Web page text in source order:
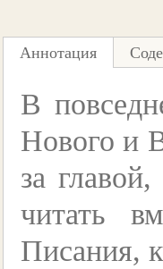
Аннотация
В
Нового и
за
читать
Писания,